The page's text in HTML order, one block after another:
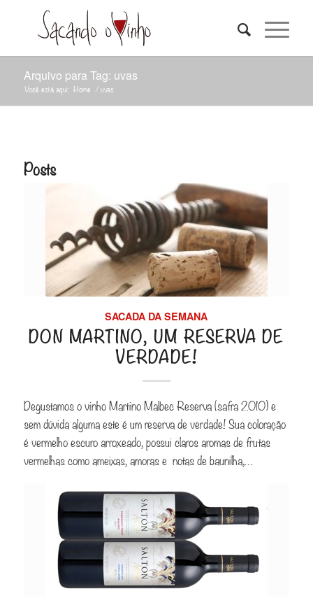
Arquivo para Tag: uvas
Você está aqui: Home /uvas
Posts
SACADA DA SEMANA
DON MARTINO, UM RESERVA DE
VERDADE!
Degustamos o vinho Martino Malbec Reserva (safra 2010) e
sem dúvida alguma este é um reserva de verdade! Sua coloração
é vermelho escuro arroxeado, possui claros aromas de frutas
vermelhas como ameixas, amoras e notas de baunilha,…